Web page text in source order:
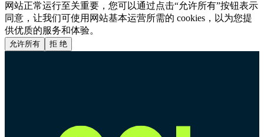
网站正常运行至关重要，您可以通过点击“允许所有”按钮表示
同意，让我们可使用网站基本运营所需的 cookies，以为您提
供优质的服务和体验。
允许所有 拒 绝